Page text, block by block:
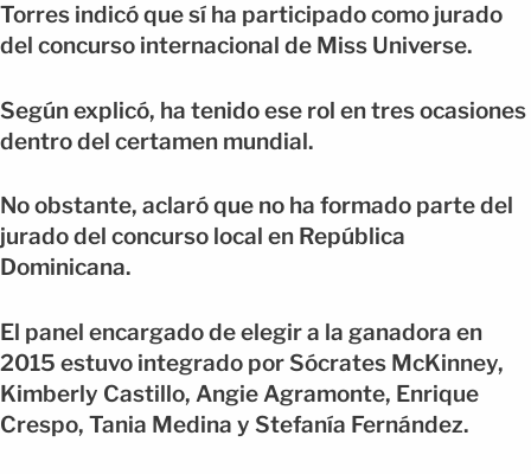
Torres indicó que sí ha participado como jurado
del concurso internacional de Miss Universe.
Según explicó, ha tenido ese rol en tres ocasiones
dentro del certamen mundial.
No obstante, aclaró que no ha formado parte del
jurado del concurso local en República
Dominicana.
El panel encargado de elegir a la ganadora en
2015 estuvo integrado por Sócrates McKinney,
Kimberly Castillo, Angie Agramonte, Enrique
Crespo, Tania Medina y Stefanía Fernández.